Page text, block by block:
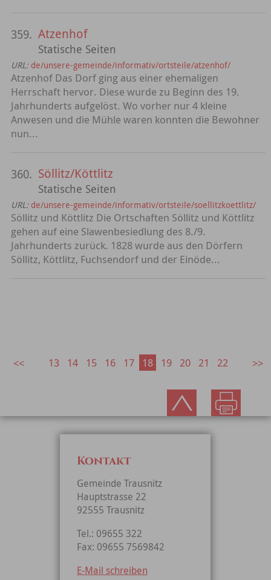
359. Atzenhof
Statische Seiten
URL: de/unsere-gemeinde/informativ/ortsteile/atzenhof/
Atzenhof Das Dorf ging aus einer ehemaligen
Herrschaft hervor. Diese wurde zu Beginn des 19.
Jahrhunderts aufgelöst. Wo vorher nur 4 kleine
Anwesen und die Mühle waren konnten die Bewohner
nun...
360. Söllitz/Köttlitz
Statische Seiten
URL: de/unsere-gemeinde/informativ/ortsteile/soellitzkoettlitz/
Söllitz und Köttlitz Die Ortschaften Söllitz und Köttlitz
gehen auf eine Slawenbesiedlung des 8./9.
Jahrhunderts zurück. 1828 wurde aus den Dörfern
Söllitz, Köttlitz, Fuchsendorf und der Einöde...
13 14 15 16 17 18 19 20 21 22
Kontakt
Gemeinde Trausnitz
Hauptstrasse 22
92555 Trausnitz
Tel.: 09655 322
Fax: 09655 7569842
E-Mail schreiben